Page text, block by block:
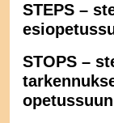
STEPS –
STOPS –